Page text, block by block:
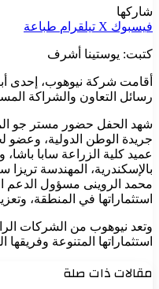
شاركها
فيسبوك ‫X تيلقرام طباعة
كتبت: يوستينا أشرف
أقامت شركة نيوهوب، إحدى
رسائل التعاون والشراكة
شهد الحفل حضور مستر جو
جريدة الوطن الدولية، وعضو
عميد كلية الزراعة سابا
بالإسكندرية، المهندسة
محمد الروينى مسؤول الدعم
استثماراتها في المنطقة، وتعزيز علاقات
وتعد نيوهوب من الشركات
استثماراتها المتنوعة
مقالات ذات صلة